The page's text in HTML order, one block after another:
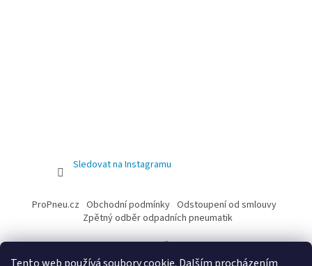
Sledovat na Instagramu
ProPneu.cz Obchodní podmínky Odstoupení od smlouvy
Zpětný odběr odpadních pneumatik
e-mail